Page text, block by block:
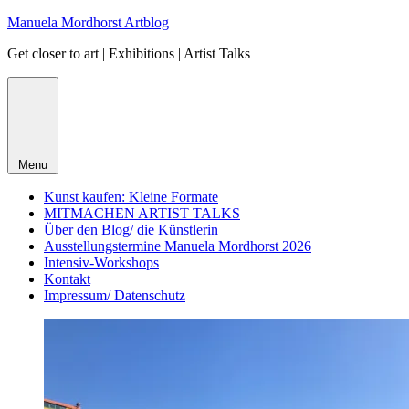
Skip
content
Manuela Mordhorst Artblog
Get closer to art | Exhibitions | Artist Talks
Menu
Kunst kaufen: Kleine Formate
MITMACHEN ARTIST TALKS
Über den Blog/ die Künstlerin
Ausstellungstermine Manuela Mordhorst 2026
Intensiv-Workshops
Kontakt
Impressum/ Datenschutz